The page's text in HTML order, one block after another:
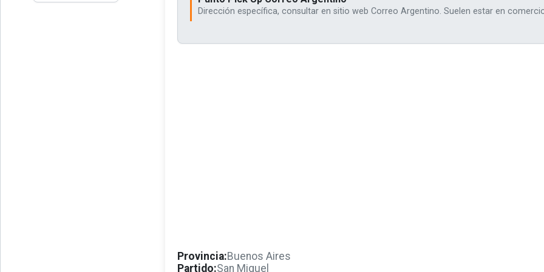
Dirección específica, consultar en sitio web Correo Argentino. Suelen estar en
Provincia:Buenos Aires
Partido:San Miguel